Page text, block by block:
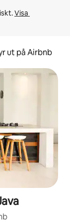
Visa
ut på Airbnb